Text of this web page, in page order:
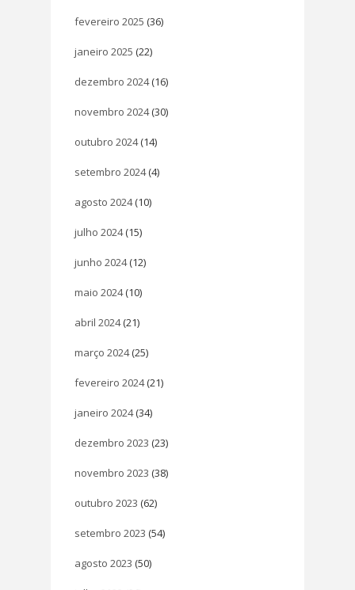
fevereiro 2025 (36)
janeiro 2025 (22)
dezembro 2024(16)
novembro 2024(30)
outubro 2024(14)
setembro 2024(4)
agosto 2024(10)
julho 2024(15)
junho 2024(12)
maio 2024(10)
abril 2024(21)
março 2024(25)
fevereiro 2024(21)
janeiro 2024(34)
dezembro 2023 (23)
novembro 2023 (38)
outubro 2023 (62)
setembro 2023 (54)
agosto 2023 (50)